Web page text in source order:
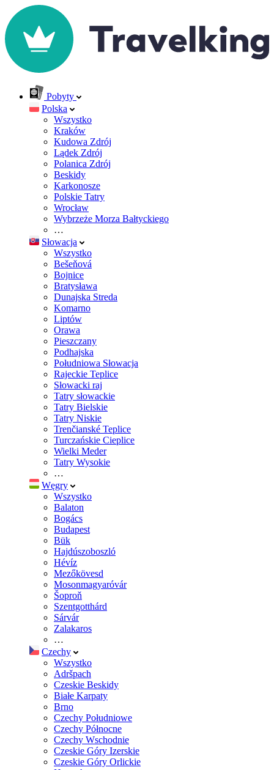
Pobyty
Polska
Wszystko
Kraków
Kudowa Zdrój
Lądek Zdrój
Polanica Zdrój
Beskidy
Karkonosze
Polskie Tatry
Wrocław
Wybrzeże Morza Bałtyckiego
…
Słowacja
Wszystko
Bešeňová
Bojnice
Bratysława
Dunajska Streda
Komarno
Liptów
Orawa
Pieszczany
Podhajska
Południowa Słowacja
Rajeckie Teplice
Słowacki raj
Tatry słowackie
Tatry Bielskie
Tatry Niskie
Trenčianské Teplice
Turczańskie Cieplice
Wielki Meder
Tatry Wysokie
…
Węgry
Wszystko
Balaton
Bogács
Budapest
Bük
Hajdúszoboszló
Hévíz
Mezőkövesd
Mosonmagyaróvár
Šoproň
Szentgotthárd
Sárvár
Zalakaros
…
Czechy
Wszystko
Adršpach
Czeskie Beskidy
Białe Karpaty
Brno
Czechy Południowe
Czechy Północne
Czechy Wschodnie
Czeskie Góry Izerskie
Czeskie Góry Orlickie